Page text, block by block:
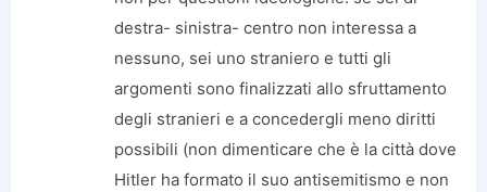
destra- sinistra- centro non interessa a
nessuno, sei uno straniero e tutti gli
argomenti sono finalizzati allo sfruttamento
degli stranieri e a concedergli meno diritti
possibili (non dimenticare che è la città dove
Hitler ha formato il suo antisemitismo e non